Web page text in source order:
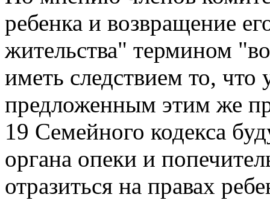
ребенка и возвращение
жительства" термином
иметь следствием то, что
предложенным этим же
19 Семейного кодекса
органа опеки и
отразиться на правах